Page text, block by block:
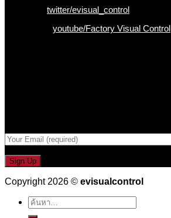
twitter/evisual_control
youtube/Factory Visual Control
Copyright 2026 © evisualcontrol
ค้นหา: